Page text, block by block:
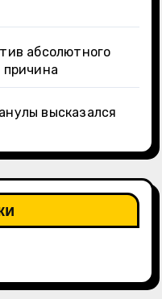
абсолютного
причина
высказался